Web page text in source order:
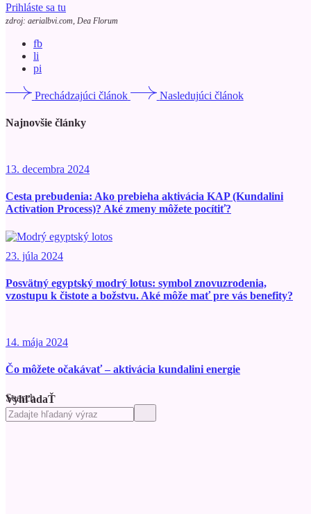
Prihláste sa tu
zdroj: aerialbvi.com, Dea Florum
fb
li
pi
Prechádzajúci článok Nasledujúci článok
Najnovšie články
13. decembra 2024
Cesta prebudenia: Ako prebieha aktivácia KAP (Kundalini
Activation Process)? Aké zmeny môžete pocítiť?
23. júla 2024
Posvätný egyptský modrý lotus: symbol znovuzrodenia,
vzostupu k čistote a božstvu. Aké môže mať pre vás benefity?
14. mája 2024
Čo môžete očakávať – aktivácia kundalini energie
VyhľadaŤ
Search